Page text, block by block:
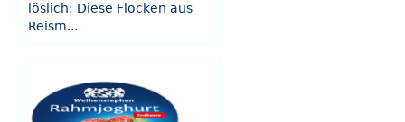
löslich: Diese Flocken aus
Reism...